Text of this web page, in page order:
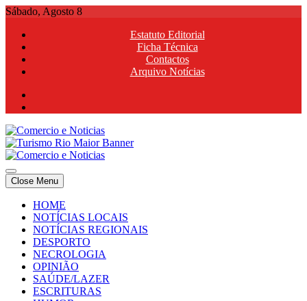
Skip
content
Sábado, Agosto 8
Estatuto Editorial
Ficha Técnica
Contactos
Arquivo Notícias
Comercio e Noticias
Notícias e Publicidade Online
Comercio e Noticias
Notícias e Publicidade Online
Close Menu
HOME
NOTÍCIAS LOCAIS
NOTÍCIAS REGIONAIS
DESPORTO
NECROLOGIA
OPINIÃO
SAÚDE/LAZER
ESCRITURAS